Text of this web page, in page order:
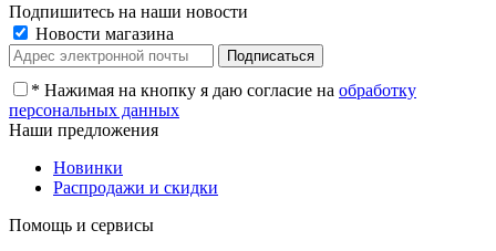
Подпишитесь на наши новости
Новости магазина
* Нажимая на кнопку я даю согласие на обработку
персональных данных
Наши предложения
Новинки
Распродажи и скидки
Помощь и сервисы